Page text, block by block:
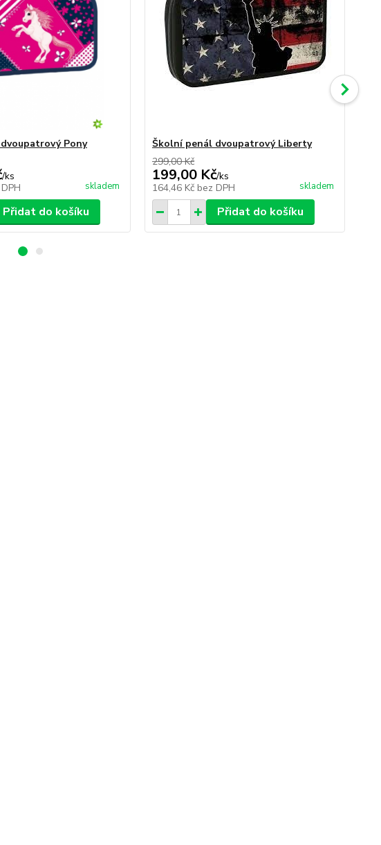
Pony
/ks
skladem
Přidat do košíku
Školní penál dvoupatrový Liberty
299,00 Kč
199,00 Kč/ks
164,46 Kč bez DPH skladem
Přidat do košíku